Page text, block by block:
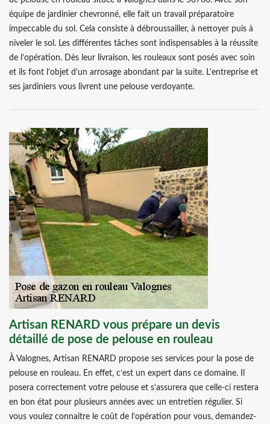
équipe de jardinier chevronné, elle fait un travail préparatoire
impeccable du sol. Cela consiste à débroussailler, à nettoyer puis à
niveler le sol. Les différentes tâches sont indispensables à la réussite
de l’opération. Dès leur livraison, les rouleaux sont posés avec soin
et ils font l’objet d’un arrosage abondant par la suite. L’entreprise et
ses jardiniers vous livrent une pelouse verdoyante.
Artisan RENARD vous prépare un devis
détaillé de pose de pelouse en rouleau
À Valognes, Artisan RENARD propose ses services pour la pose de
pelouse en rouleau. En effet, c’est un expert dans ce domaine. Il
posera correctement votre pelouse et s’assurera que celle-ci restera
en bon état pour plusieurs années avec un entretien régulier. Si
vous voulez connaitre le coût de l’opération pour vous, demandez-